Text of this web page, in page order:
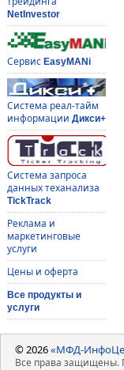
NetInvestor
Сервис EasyMANi
Система реал-тайм
информации Дикси+
Система запроса
данных теханализа
TickTrack
Реклама и
маркетинговые
услуги
Цены и оферта
Все продукты и
услуги
© 2026«МФД-
Все права защищены.